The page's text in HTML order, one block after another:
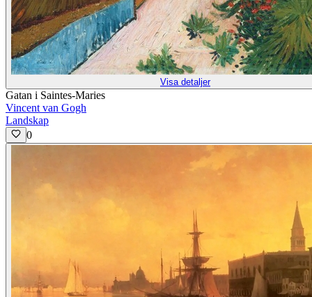
Visa detaljer
Gatan i Saintes-Maries
Vincent van Gogh
Landskap
0